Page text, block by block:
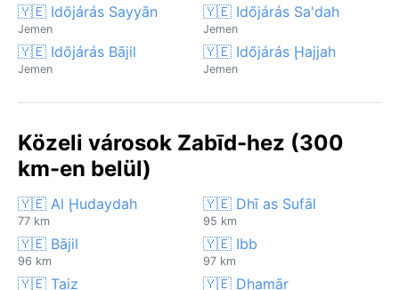
🇾🇪 Időjárás Sayyān
Jemen
🇾🇪 Időjárás Sa'dah
Jemen
🇾🇪 Időjárás Bājil
Jemen
🇾🇪 Időjárás Ḩajjah
Jemen
Közeli városok Zabīd-hez (300
km-en belül)
🇾🇪 Al Ḩudaydah
77 km
🇾🇪 Dhī as Sufāl
95 km
🇾🇪 Bājil
96 km
🇾🇪 Ibb
97 km
🇾🇪 Taiz 🇾🇪 Dhamār